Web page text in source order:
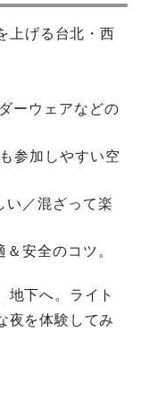
上げる台北・西
ーウェアなどの
参加しやすい空
い／混ざって楽
安全のコツ。
地下へ。ライト
夜を体験してみ